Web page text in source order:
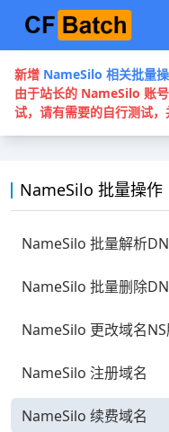
新增 NameSilo 相关批量
由于站长的 NameSilo 账
试，请有需要的自行测试，
NameSilo 批量操作
NameSilo 批量解析
NameSilo 批量删除
NameSilo 更改域名
NameSilo 注册域名
NameSilo 续费域名